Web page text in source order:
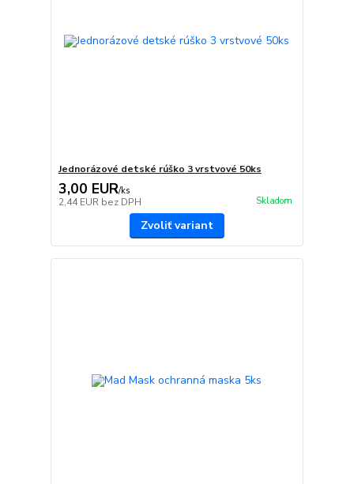
Jednorázové detské rúško 3 vrstvové 50ks
3,00 EUR/ks
2,44 EUR bez DPH Skladom
Zvoliť variant